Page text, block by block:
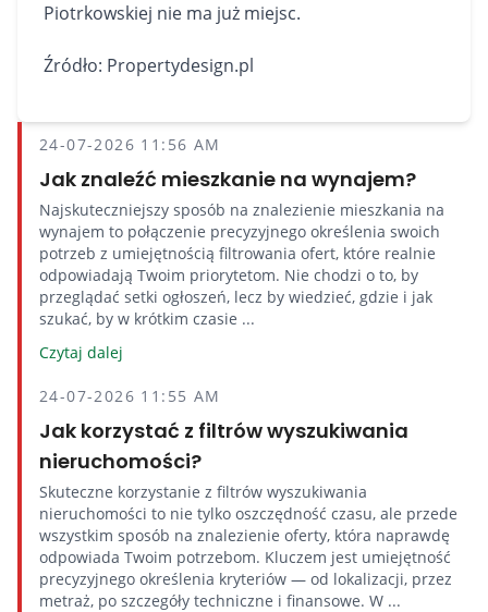
Piotrkowskiej nie ma już miejsc.
Źródło: Propertydesign.pl
24-07-2026 11:56 AM
Jak znaleźć mieszkanie na wynajem?
Najskuteczniejszy sposób na znalezienie mieszkania na
wynajem to połączenie precyzyjnego określenia swoich
potrzeb z umiejętnością filtrowania ofert, które realnie
odpowiadają Twoim priorytetom. Nie chodzi o to, by
przeglądać setki ogłoszeń, lecz by wiedzieć, gdzie i jak
szukać, by w krótkim czasie ...
Czytaj dalej
24-07-2026 11:55 AM
Jak korzystać z filtrów wyszukiwania
nieruchomości?
Skuteczne korzystanie z filtrów wyszukiwania
nieruchomości to nie tylko oszczędność czasu, ale przede
wszystkim sposób na znalezienie oferty, która naprawdę
odpowiada Twoim potrzebom. Kluczem jest umiejętność
precyzyjnego określenia kryteriów — od lokalizacji, przez
metraż, po szczegóły techniczne i finansowe. W ...